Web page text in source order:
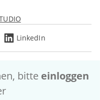
LinkedIn
bitte einloggen